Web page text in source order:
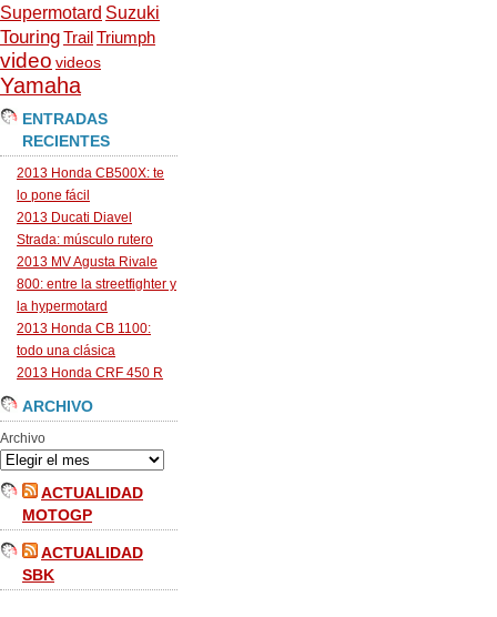
Supermotard Suzuki
TouringTrailTriumph
video videos
Yamaha
ENTRADAS
RECIENTES
2013 Honda CB500X: te
lo pone fácil
2013 Ducati Diavel
Strada: músculo rutero
2013 MV Agusta Rivale
800: entre la streetfighter y
la hypermotard
2013 Honda CB 1100:
todo una clásica
2013 Honda CRF 450 R
ARCHIVO
Archivo
ACTUALIDAD
MOTOGP
ACTUALIDAD
SBK